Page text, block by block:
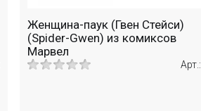
Женщина-паук (Гвен Стейси)
(Spider-Gwen) из комиксов
Марвел
Арт.: